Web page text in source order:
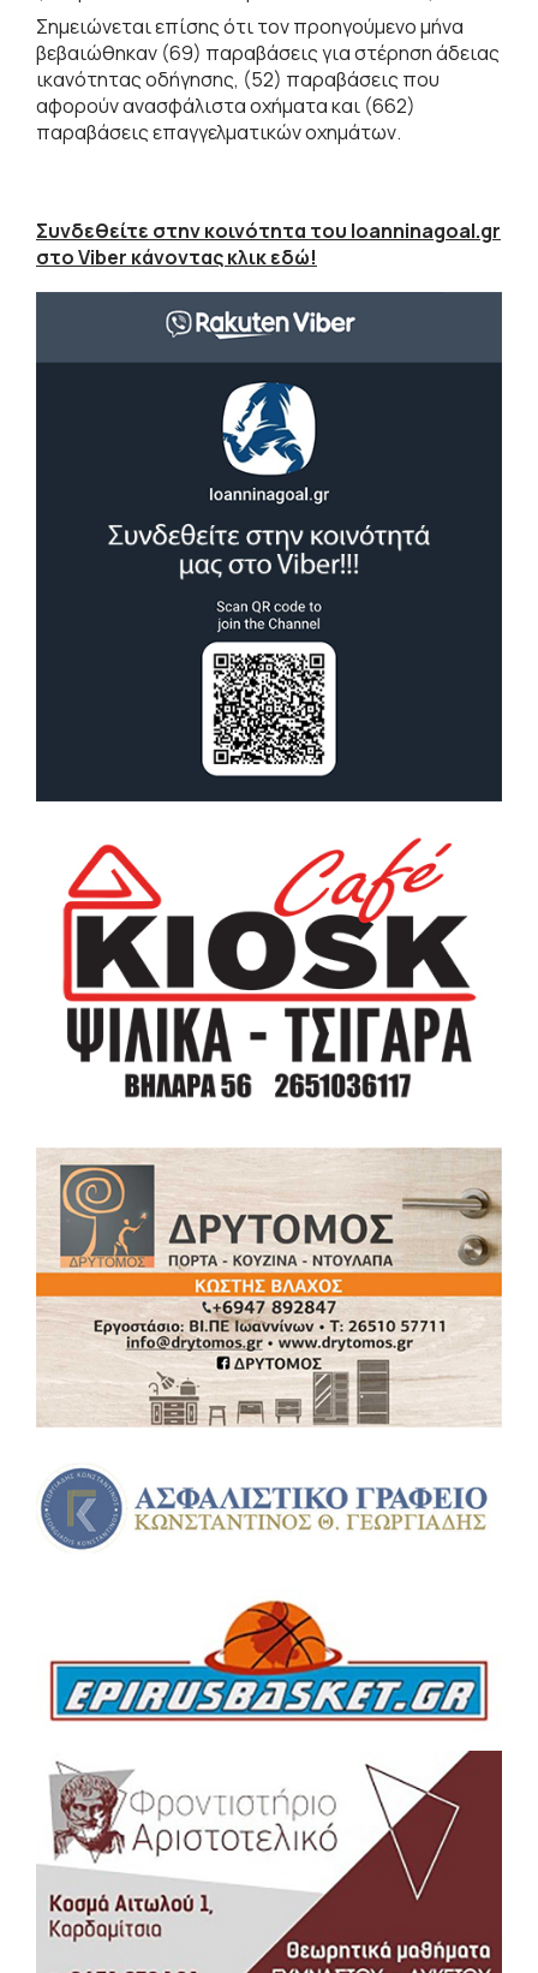
Σημειώνεται επίσης ότι τον προηγούμενο μήνα
βεβαιώθηκαν (69) παραβάσεις για στέρηση άδειας
ικανότητας οδήγησης, (52) παραβάσεις που
αφορούν ανασφάλιστα οχήματα και (662)
παραβάσεις επαγγελματικών οχημάτων.
Συνδεθείτε στην κοινότητα του Ioanninagoal.gr
στο Viber κάνοντας κλικ εδώ!